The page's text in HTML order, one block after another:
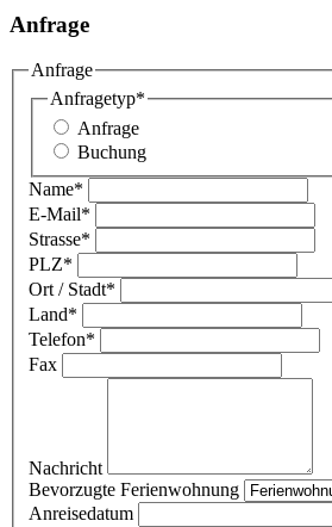
Anfrage
Anfrage
Anfragetyp*
Anfrage
Buchung
Name*
E-Mail*
Strasse*
PLZ*
Ort / Stadt*
Land*
Telefon*
Fax
Nachricht
Bevorzugte Ferienwohnung
Anreisedatum